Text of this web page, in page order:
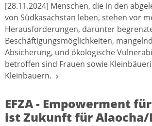
[28.11.2024] Menschen, die in den
von Südkasachstan leben, stehen vor
Herausforderungen, darunter
Beschäftigungsmöglichkeiten,
Absicherung, und ökologische
betroffen sind Frauen sowie
Kleinbauern.
EFZA - Empowerment
ist Zukunft für Alaocha/